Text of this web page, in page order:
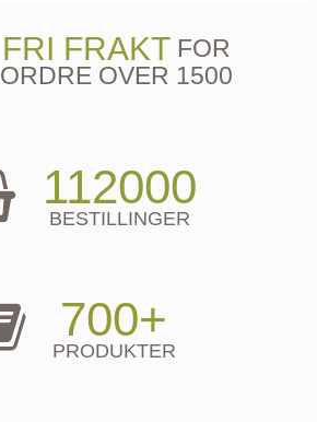
FRI FRAKTFOR
ORDRE OVER 1500
112000
BESTILLINGER
700+
PRODUKTER